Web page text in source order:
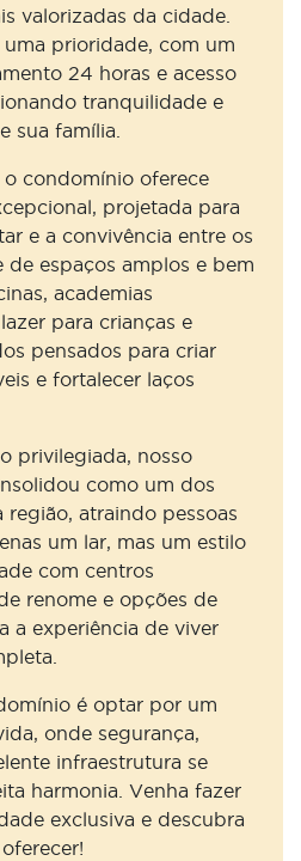
valorizadas da cidade.
prioridade, com um
24 horas e acesso
tranquilidade e
sua família.
condomínio oferece
projetada para
e a convivência entre os
de espaços amplos e bem
academias
para crianças e
pensados para criar
e fortalecer laços
privilegiada, nosso
como um dos
atraindo pessoas
um lar, mas um estilo
com centros
renome e opções de
a experiência de viver
é optar por um
onde segurança,
infraestrutura se
harmonia. Venha fazer
exclusiva e descubra